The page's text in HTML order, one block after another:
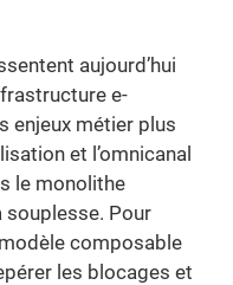
aujourd’hui
e-
enjeux métier plus
et l’omnicanal
le monolithe
Pour
composable
les blocages et